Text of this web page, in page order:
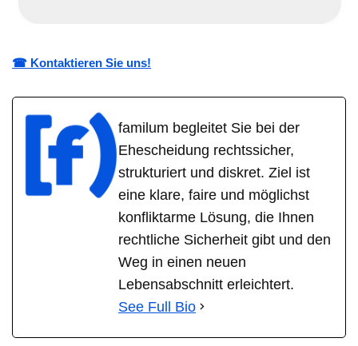
☎ Kontaktieren Sie uns!
familum begleitet Sie bei der
Ehescheidung rechtssicher,
strukturiert und diskret. Ziel ist
eine klare, faire und möglichst
konfliktarme Lösung, die Ihnen
rechtliche Sicherheit gibt und den
Weg in einen neuen
Lebensabschnitt erleichtert.
See Full Bio